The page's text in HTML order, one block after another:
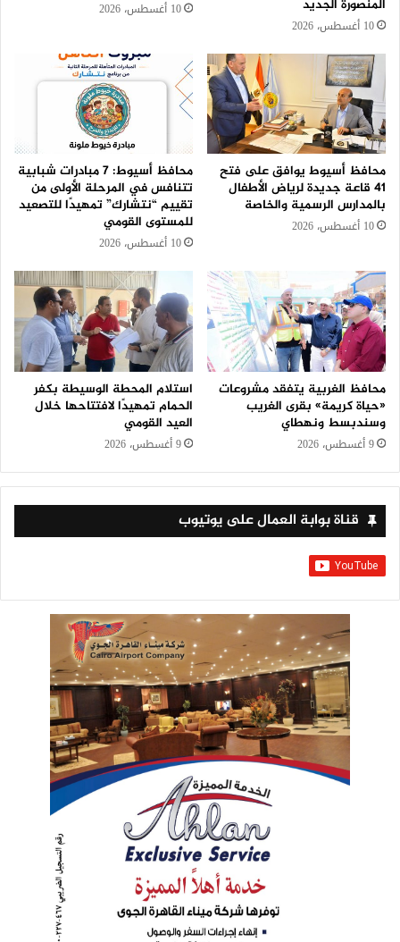
المنصورة الجديد
10 أغسطس، 2026
10 أغسطس، 2026
محافظ أسيوط يوافق على فتح
41 قاعة جديدة لرياض الأطفال
بالمدارس الرسمية والخاصة
10 أغسطس، 2026
محافظ أسيوط: 7 مبادرات شبابية
تتنافس في المرحلة الأولى من
تقييم “نتشارك” تمهيدًا للتصعيد
للمستوى القومي
10 أغسطس، 2026
محافظ الغربية يتفقد مشروعات
«حياة كريمة» بقرى الغريب
وسندبسط ونهطاي
9 أغسطس، 2026
استلام المحطة الوسيطة بكفر
الحمام تمهيدًا لافتتاحها خلال
العيد القومي
9 أغسطس، 2026
قناة بوابة العمال على يوتيوب